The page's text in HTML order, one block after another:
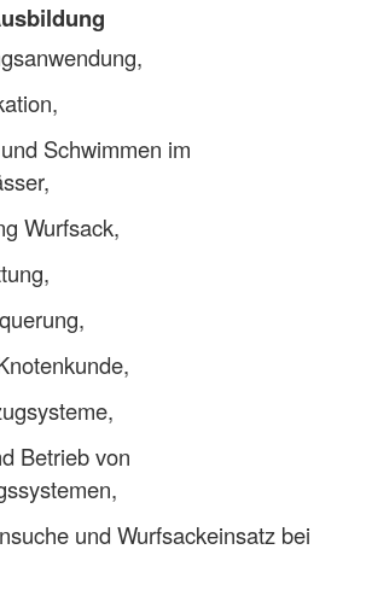
Schwimmen im
Wurfsack,
Betrieb von
und Wurfsackeinsatz bei